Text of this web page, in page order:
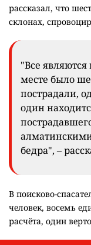
рассказал, что
склонах,
"Все
месте было
пострадали,
один
бедра", –
В поисково-
человек, восемь
расчёта, один